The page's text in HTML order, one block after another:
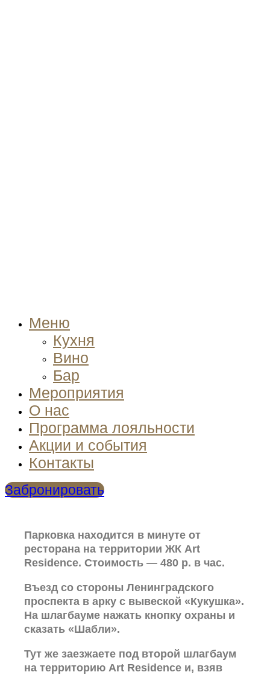
Меню
Кухня
Вино
Бар
Мероприятия
О нас
Программа лояльности
Акции и события
Контакты
Забронировать
Парковка находится в минуте от
ресторана на территории ЖК Art
Residence. Стоимость — 480 р. в час.
Въезд со стороны Ленинградского
проспекта в арку с вывеской «Кукушка».
На шлагбауме нажать кнопку охраны и
сказать «Шабли».
Тут же заезжаете под второй шлагбаум
на территорию Art Residence и, взяв